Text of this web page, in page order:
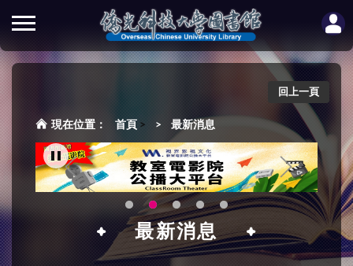
回上一頁
首頁 > 最新消息
最新消息